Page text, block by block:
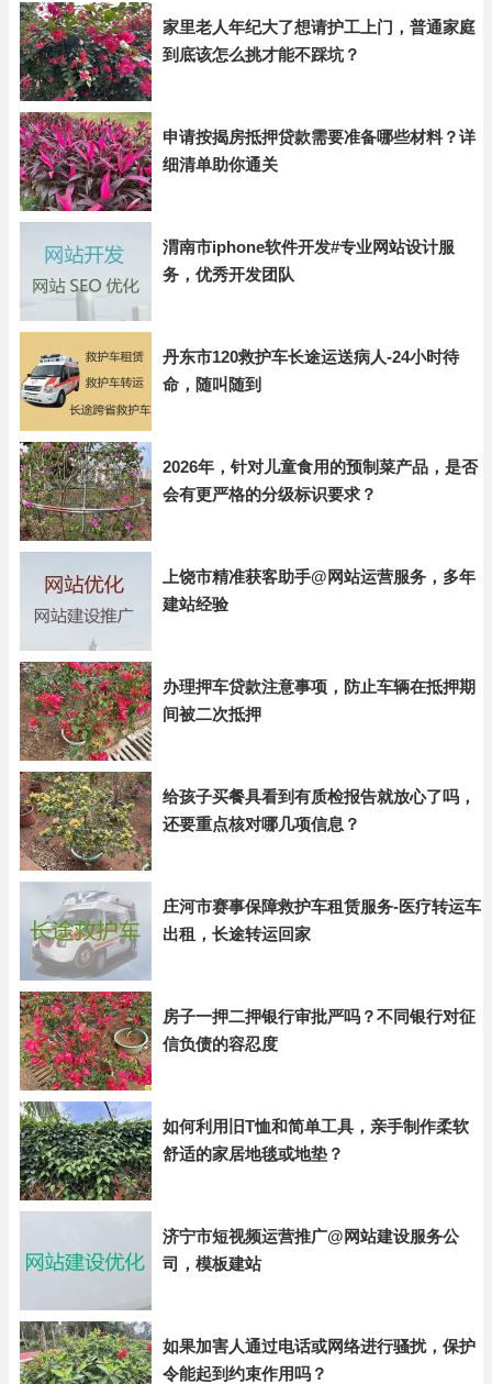
家里老人年纪大了想请护工上门，普通家庭
到底该怎么挑才能不踩坑？
申请按揭房抵押贷款需要准备哪些材料？详
细清单助你通关
渭南市iphone软件开发#专业网站设计服
务，优秀开发团队
丹东市120救护车长途运送病人-24小时待
命，随叫随到
2026年，针对儿童食用的预制菜产品，是否
会有更严格的分级标识要求？
上饶市精准获客助手@网站运营服务，多年
建站经验
办理押车贷款注意事项，防止车辆在抵押期
间被二次抵押
给孩子买餐具看到有质检报告就放心了吗，
还要重点核对哪几项信息？
庄河市赛事保障救护车租赁服务-医疗转运车
出租，长途转运回家
房子一押二押银行审批严吗？不同银行对征
信负债的容忍度
如何利用旧T恤和简单工具，亲手制作柔软
舒适的家居地毯或地垫？
济宁市短视频运营推广@网站建设服务公
司，模板建站
如果加害人通过电话或网络进行骚扰，保护
令能起到约束作用吗？